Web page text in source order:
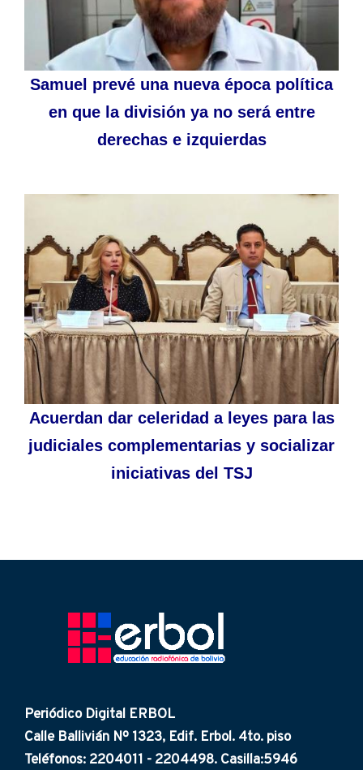
Samuel prevé una nueva época política
en que la división ya no será entre
derechas e izquierdas
Acuerdan dar celeridad a leyes para las
judiciales complementarias y socializar
iniciativas del TSJ
Periódico Digital ERBOL
Calle Ballivián Nº 1323, Edif. Erbol. 4to. piso
Teléfonos: 2204011 - 2204498. Casilla:5946